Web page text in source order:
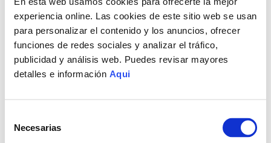
experiencia online. Las cookies de este sitio web se usan
para personalizar el contenido y los anuncios, ofrecer
funciones de redes sociales y analizar el tráfico,
publicidad y análisis web. Puedes revisar mayores
detalles e información Aqui
Necesarias